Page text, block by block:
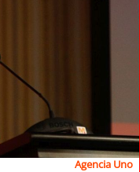
Agencia Uno